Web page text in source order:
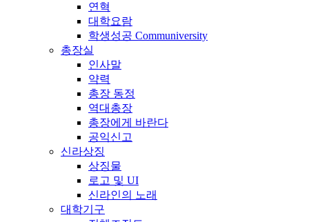
연혁
대학요람
학생성공 Communiversity
총장실
인사말
약력
총장 동정
역대총장
총장에게 바란다
공익신고
신라상징
상징물
로고 및 UI
신라인의 노래
대학기구